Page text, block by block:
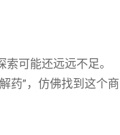
可能还远远不足。
药”，仿佛找到这个商